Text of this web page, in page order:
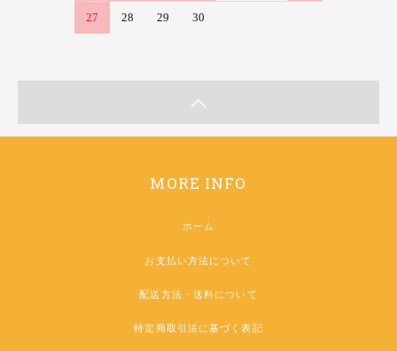
27 28 29 30
MORE INFO
ホーム
お支払い方法について
配送方法・送料について
特定商取引法に基づく表記